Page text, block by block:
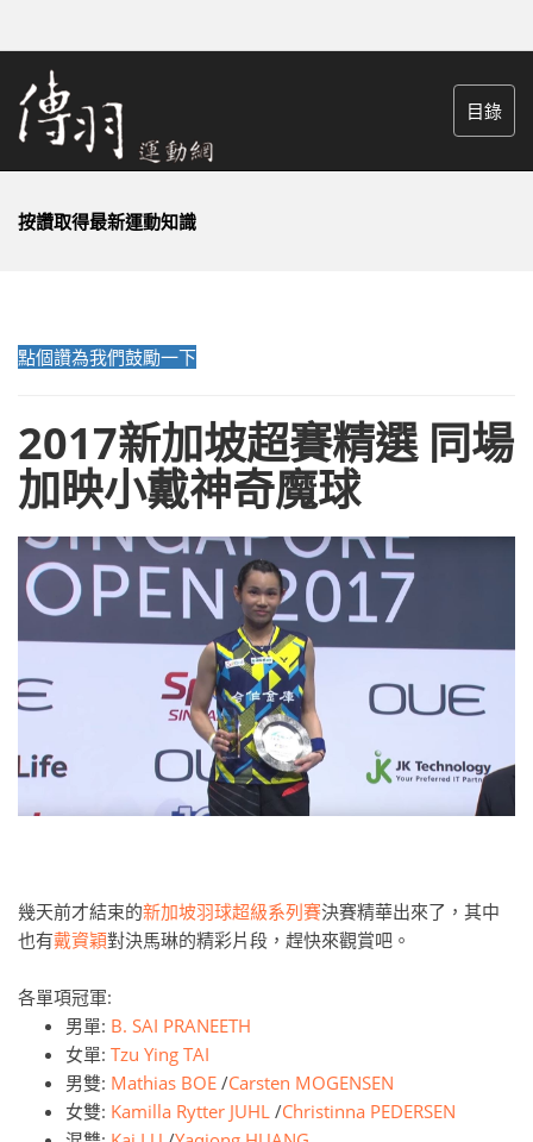
目錄
按讚取得最新運動知識
點個讚為我們鼓勵一下
2017新加坡超賽精選 同場
加映小戴神奇魔球
幾天前才結束的新加坡羽球超級系列賽決賽精華出來了，其中
也有戴資穎對決馬琳的精彩片段，趕快來觀賞吧。
各單項冠軍:
男單: B. SAI PRANEETH
女單: Tzu Ying TAI
男雙: Mathias BOE /Carsten MOGENSEN
女雙: Kamilla Rytter JUHL /Christinna PEDERSEN